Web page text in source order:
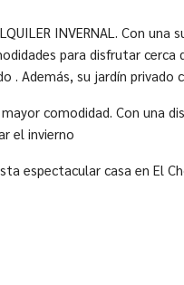
INVERNAL. Con
para disfrutar
. Además, su jardín privado
comodidad. Con una
el invierno
espectacular casa en El